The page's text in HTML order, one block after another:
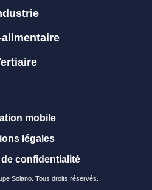
Solano. Tous droits réservés.
mobile
légales
confidentialité